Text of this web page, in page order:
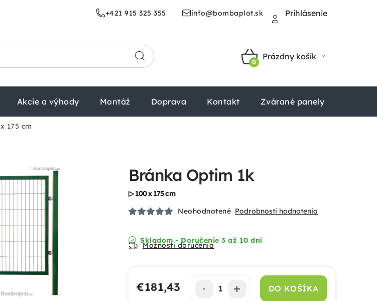
+421 915 325 355 info@bombaplot.sk Prihlásenie
NÁKUPNÝ
Prázdny košík
Akcie a výhody Montáž Doprava Kontakt Zvárané panely
175 cm
Bránka Optim 1k
▷ 100 x 175 cm
Neohodnotené Podrobnosti hodnotenia
Skladom - Doručenie 3 až 10 dní
Možnosti doručenia
€181,43 DO KOŠÍKA